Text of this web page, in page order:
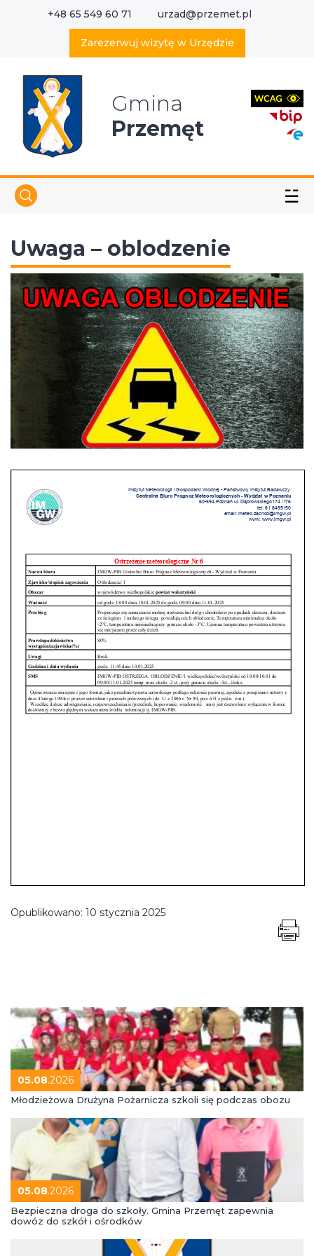
+48 65 549 60 71 urzad@przemet.pl
Zarezerwuj wizytę w Urzędzie
Gmina
Przemęt
☱
Uwaga – oblodzenie
Opublikowano: 10 stycznia 2025
05.08.2026
Młodzieżowa Drużyna Pożarnicza szkoli się podczas obozu
05.08.2026
Bezpieczna droga do szkoły. Gmina Przemęt zapewnia
dowóz do szkół i ośrodków
Wyszukaj w serwisie